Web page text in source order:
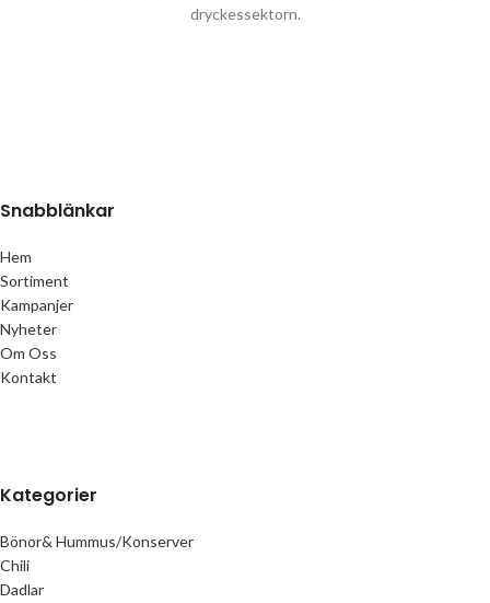
dryckessektorn.
Snabblänkar
Hem
Sortiment
Kampanjer
Nyheter
Om Oss
Kontakt
Kategorier
Bönor& Hummus/Konserver
Chili
Dadlar